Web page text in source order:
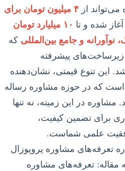
از
۴ میلیون تومان برای
آغاز شده و تا
۱۰ میلیارد تومان
نوآورانه و جامع بین‌المللی که
پیشرفته
این تنوع قیمتی، نشان‌دهنده
که در حوزه مشاوره رساله
مشاوره در این زمینه، نه تنها
برای تضمین کیفیت،
علمی شماست.
تعرفه‌های مشاوره پروپوزال
مقاله: تعرفه‌های مشاوره